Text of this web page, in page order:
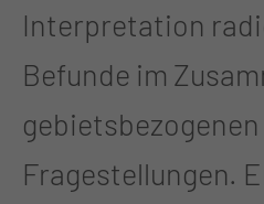
Interpretation
Befunde im
gebietsbezogenen
Fragestellungen.